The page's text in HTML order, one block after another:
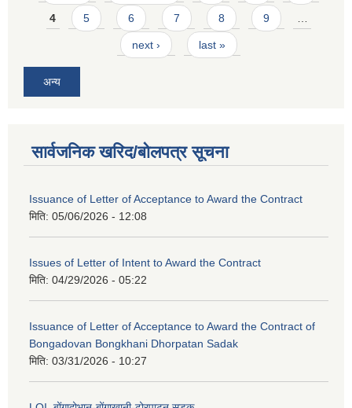
4 5 6 7 8 9 …
next › last »
अन्य
सार्वजनिक खरिद/बोलपत्र सूचना
Issuance of Letter of Acceptance to Award the Contract
मिति: 05/06/2026 - 12:08
Issues of Letter of Intent to Award the Contract
मिति: 04/29/2026 - 05:22
Issuance of Letter of Acceptance to Award the Contract of
Bongadovan Bongkhani Dhorpatan Sadak
मिति: 03/31/2026 - 10:27